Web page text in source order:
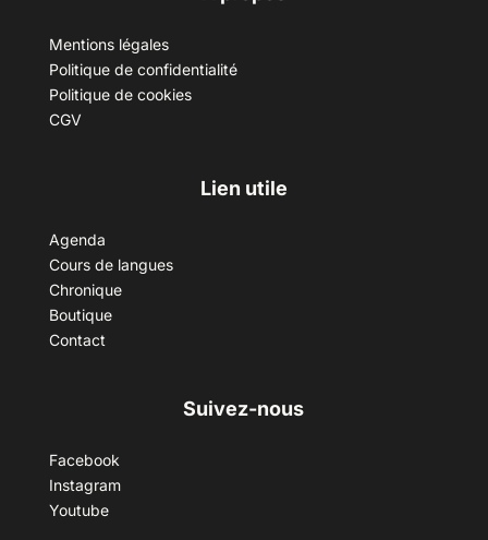
Mentions légales
Politique de confidentialité
Politique de cookies
CGV
Lien utile
Agenda
Cours de langues
Chronique
Boutique
Contact
Suivez-nous
Facebook
Instagram
Youtube